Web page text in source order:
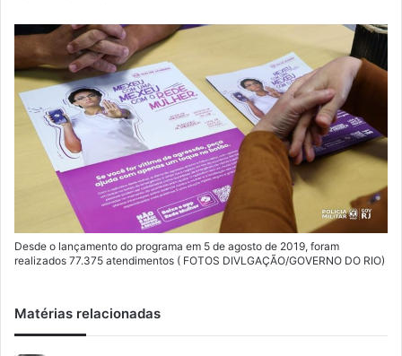
Desde o lançamento do programa em 5 de agosto de 2019, foram
realizados 77.375 atendimentos ( FOTOS DIVLGAÇÃO/GOVERNO DO RIO)
Matérias relacionadas